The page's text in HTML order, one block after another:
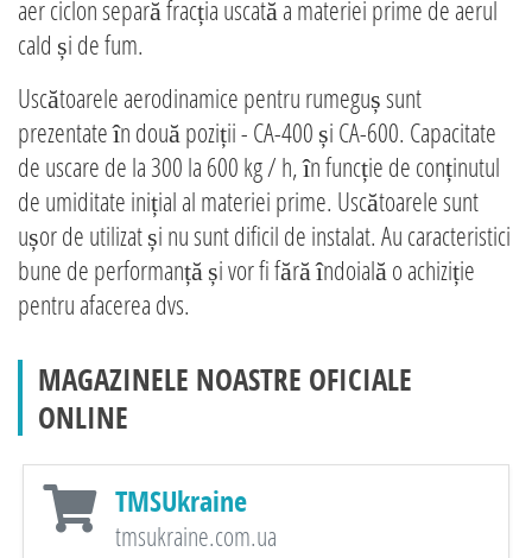
aer ciclon separă fracția uscată a materiei prime de aerul
cald și de fum.
Uscătoarele aerodinamice pentru rumeguș sunt
prezentate în două poziții - CA-400 și CA-600. Capacitate
de uscare de la 300 la 600 kg / h, în funcție de conținutul
de umiditate inițial al materiei prime. Uscătoarele sunt
ușor de utilizat și nu sunt dificil de instalat. Au caracteristici
bune de performanță și vor fi fără îndoială o achiziție
pentru afacerea dvs.
MAGAZINELE NOASTRE OFICIALE
ONLINE
TMSUkraine
tmsukraine.com.ua